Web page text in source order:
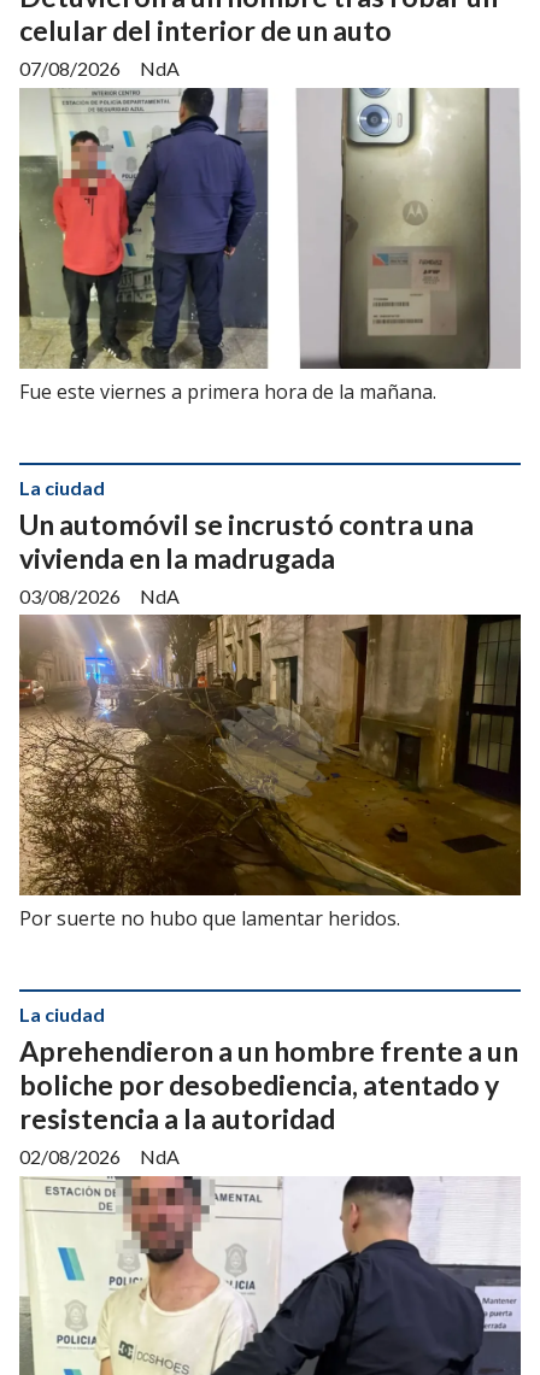
celular del interior de un auto
NdA
07/08/2026
Fue este viernes a primera hora de la mañana.
Un automóvil se incrustó contra una
vivienda en la madrugada
NdA
La ciudad
03/08/2026
Por suerte no hubo que lamentar heridos.
Aprehendieron a un hombre frente a un
boliche por desobediencia, atentado y
resistencia a la autoridad
NdA
La ciudad
02/08/2026